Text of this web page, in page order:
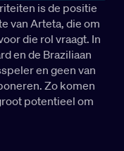
is de positie
van Arteta, die om
die rol vraagt. In
en de Braziliaan
en geen van
Zo komen
potentieel om